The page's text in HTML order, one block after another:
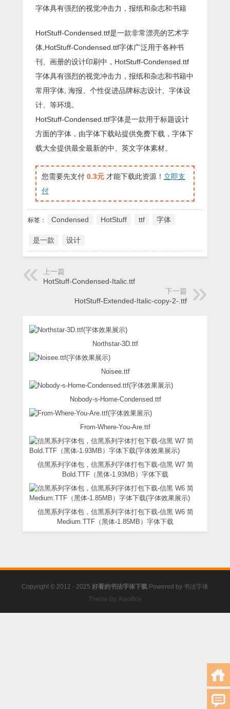
字体具有强烈的视觉冲击力，报纸和杂志和书籍
HotStuff-Condensed.ttf是一款非常漂亮的艺术字
体,HotStuff-Condensed.ttf字体广泛用于各种书
刊、画册的设计印刷中，HotStuff-Condensed.ttf
字体具有强烈的视觉冲击力，报纸和杂志和书籍中
常用字体, 海报、个性促进品牌标志设计、字体设
计、等环境。
HotStuff-Condensed.ttf字体是一款用于标题设计
方面的字体，由字体下载站提供免费下载，字体下
载大全提供最全最新的中、英文字体素材。
您需要先支付 0.3元 才能下载此资源！ 立即支
付
标签： Condensed HotStuff ttf 字体
是一款 设计
上一篇
HotStuff-Condensed-Italic.ttf
下一篇
HotStuff-Extended-Italic-copy-2-.ttf
Northstar-3D.ttf
Noisee.ttf
Nobody-s-Home-Condensed.ttf
From-Where-You-Are.ttf
信黑系列字体包，信黑系列字体打包下载-信黑 W7 简
Bold.TTF（黑体-1.93MB）字体下载
信黑系列字体包，信黑系列字体打包下载-信黑 W6 简
Medium.TTF（黑体-1.85MB）字体下载
Copyright © 2012 - 2025 好看的书法字体下载 Powered by 书法字体
Theme By XiaoBoy